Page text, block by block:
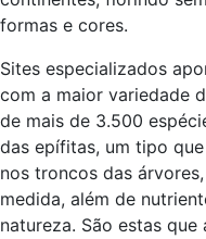
formas e cores.
Sites especializados
com a maior variedade
de mais de 3.500
das epífitas, um tipo
nos troncos das
medida, além de
natureza. São estas